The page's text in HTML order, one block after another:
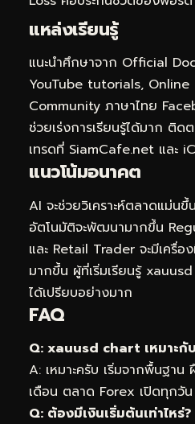
แหล่งเรียนรู้
แนะนำศึกษาจาก Official
YouTube tutorials, Online
Community ภาษาไทย
ช่วยเร่งการเรียนรู้ได้มาก ติด
เทรดที่ SiamCafe.net และ
แนวโน้มอนาคต
AI จะช่วยวิเคราะห์ตลาดแม่น
อัตโนมัติจะพัฒนามากขึ้น
และ Retail Trader จะมีเครื่
มากขึ้น ผู้ที่เริ่มเรียนรู้
ได้เปรียบอย่างมาก
FAQ
Q: xauusd chart เหมาะกั
A: เหมาะครับ เริ่มจากพื้นฐา
เดือน ตลาด Forex เปิดทุกวั
Q: ต้องมีเงินเริ่มต้นเท่าไหร่?